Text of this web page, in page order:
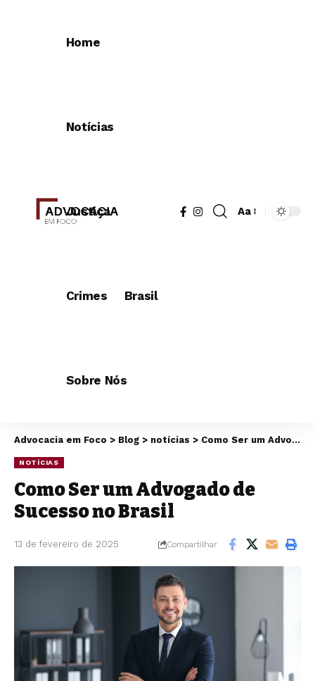
Home
Notícias
Justiça
Crimes Brasil
Sobre Nós
Aa
Advocacia em Foco > Blog > notícias > Como Ser um Advogado de Sucesso no Brasil
NOTÍCIAS
Como Ser um Advogado de
Sucesso no Brasil
13 de fevereiro de 2025 Compartilhar